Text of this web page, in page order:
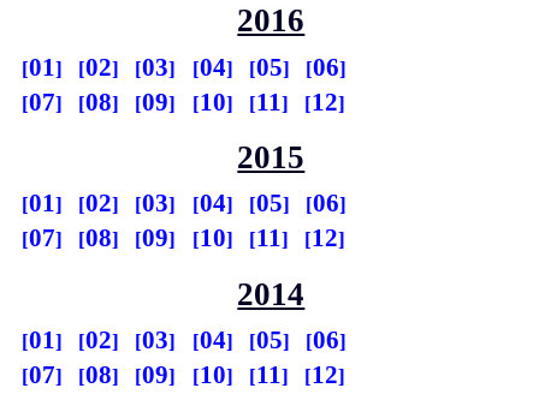
2016
01 02 03 04 05
06
07
08 09 10 11 12
2015
01 02 03 04 05
06
07
08 09 10 11 12
2014
01 02 03 04 05
06
07
08 09 10 11 12